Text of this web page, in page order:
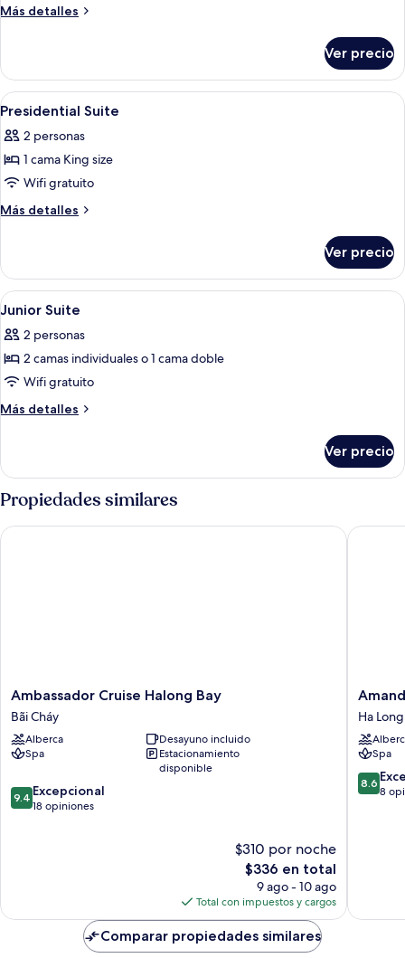
Family
Más detalles
Más
Connecting
Ver precio
Abrir
todas
las
fotos
de
Presidential
Minibar, escritorio y espacio para
9
Presidential Suite
2 personas
1 cama King size
Wifi gratuito
Más detalles
Más
Suite
Ver precio
Abrir
todas
las
fotos
de
Junior
Minibar, escritorio y espacio para
12
Junior Suite
2 personas
2 camas individuales o 1 cama doble
Wifi gratuito
Más detalles
Más
Suite
Ver precio
Propiedades similares
Ambassador
Cruise
Halong
Bay
Bãi
Ambassador Cruise Halong Bay
Bãi Cháy
Alberca
Desayuno incluido
Spa
Estacionamiento
disponible
9.4
de
9.4 Excepcional
18 opiniones
$310 por noche
El
precio
actual
es
de
$336
$336 en total
9 ago - 10 ago
Total con impuestos y cargos
Ambassador Cruise Halong Bay
Amanda
Luxury
Cruise
Ha
Long
Ha Long
Spa
8.6
de
8.6
8
Amanda
Comparar propiedades similares